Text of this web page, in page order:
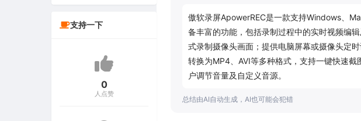
支持一下
0
人点赞
傲软录屏ApowerREC是一款支持Windows、
备丰富的功能，包括录制过程中的实时视频编
式录制摄像头画面；提供电脑屏幕或摄像头定
转换为MP4、AVI等多种格式，支持一键快速
户调节音量及自定义音源。
总结由AI自动生成，AI也可能会犯错